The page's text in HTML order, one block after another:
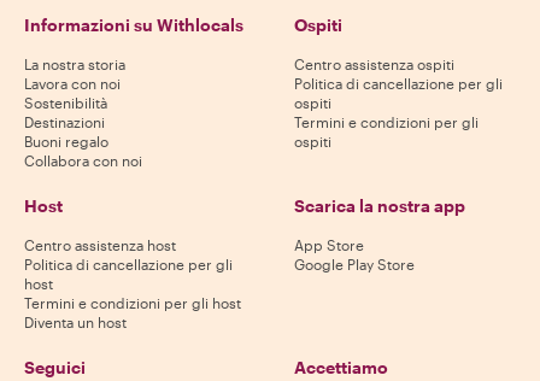
Informazioni su Withlocals
La nostra storia
Lavora con noi
Sostenibilità
Destinazioni
Buoni regalo
Collabora con noi
Ospiti
Centro assistenza ospiti
Politica di cancellazione per gli
ospiti
Termini e condizioni per gli
ospiti
Host
Centro assistenza host
Politica di cancellazione per gli
host
Termini e condizioni per gli host
Diventa un host
Scarica la nostra app
App Store
Google Play Store
Seguici Accettiamo